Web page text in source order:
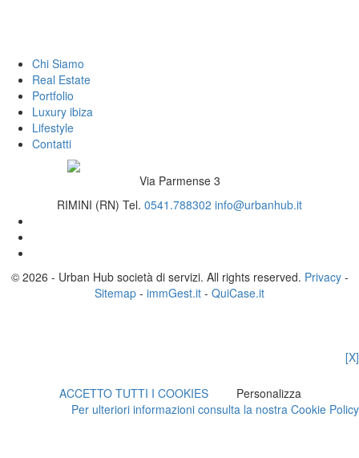
Chi Siamo
Real Estate
Portfolio
Luxury ibiza
Lifestyle
Contatti
Via Parmense 3
RIMINI (RN) Tel. 0541.788302 info@urbanhub.it
© 2026 - Urban Hub società di servizi. All rights reserved. Privacy-
Sitemap - immGest.it - QuiCase.it
[X]
ACCETTO TUTTI I COOKIES
Personalizza
Per ulteriori informazioni consulta la nostra Cookie Policy